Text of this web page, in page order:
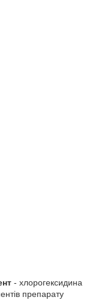
- хлорогексидина
препарату